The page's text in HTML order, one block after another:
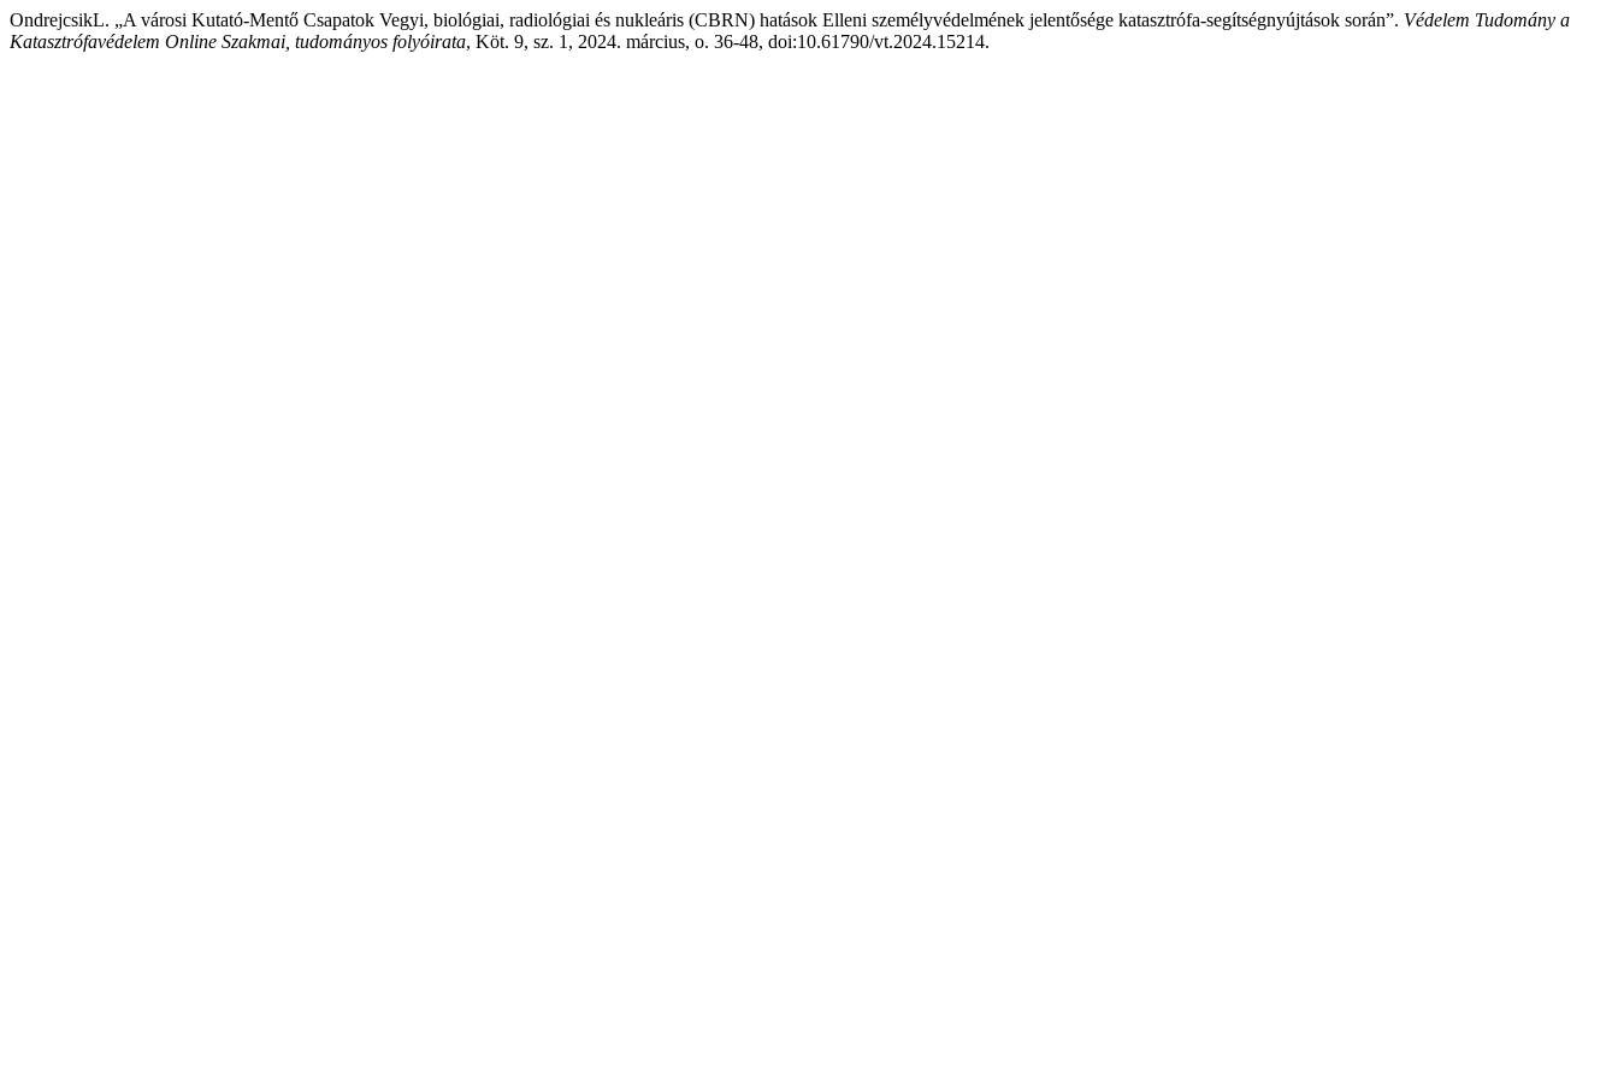
OndrejcsikL. „A városi Kutató-Mentő Csapatok Vegyi, biológiai, radiológiai és nukleáris (CBRN) hatások Elleni személyvédelmének jelentősége katasztrófa-segítségnyújtások során”. Védelem Tudomány a
Katasztrófavédelem Online Szakmai, tudományos folyóirata, Köt. 9, sz. 1, 2024. március, o. 36-48, doi:10.61790/vt.2024.15214.